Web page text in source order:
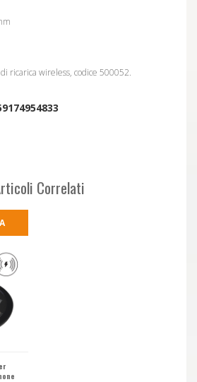
ricarica wireless, codice 500052.
Correlati